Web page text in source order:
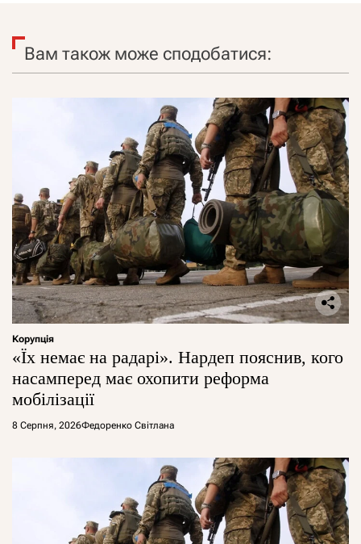
Вам також може сподобатися:
Корупція
«Їх немає на радарі». Нардеп пояснив, кого
насамперед має охопити реформа
мобілізації
8 Серпня, 2026Федоренко Світлана